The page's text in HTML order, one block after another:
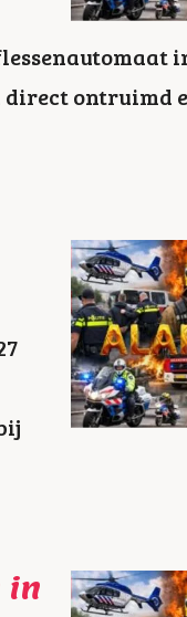
ontruimd
in